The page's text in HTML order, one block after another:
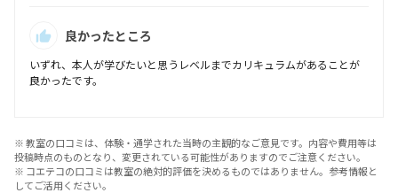
良かったところ
いずれ、本人が学びたいと思うレベルまでカリキュラムがあることが
良かったです。
※ 教室の口コミは、体験・通学された当時の主観的なご意見です。内容や費用等は
投稿時点のものとなり、変更されている可能性がありますのでご注意ください。
※ コエテコの口コミは教室の絶対的評価を決めるものではありません。参考情報と
してご活用ください。